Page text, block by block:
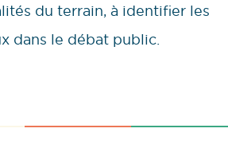
du terrain, à identifier les
dans le débat public.